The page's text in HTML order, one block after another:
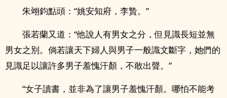
朱翊鈞點頭：“姚安知府，李贄。”
張若蘭又道：“他說人有男女之分，但見識長短並無
男女之別。倘若讓天下婦人與男子一般識文斷字，她們的
見識足以讓許多男子羞愧汗顏，不敢出聲。”
“女子讀書，並非為了讓男子羞愧汗顏。哪怕不能考